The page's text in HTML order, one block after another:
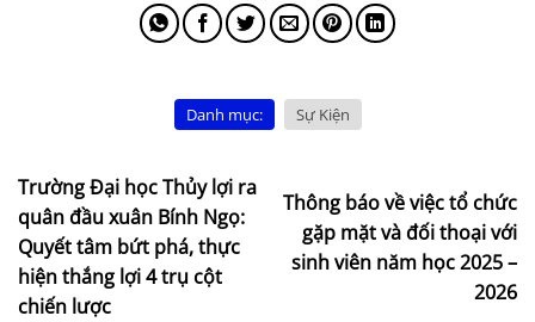
Danh mục: Sự Kiện
Trường Đại học Thủy lợi ra
quân đầu xuân Bính Ngọ:
Quyết tâm bứt phá, thực
hiện thắng lợi 4 trụ cột
chiến lược
Thông báo về việc tổ chức
gặp mặt và đối thoại với
sinh viên năm học 2025 –
2026